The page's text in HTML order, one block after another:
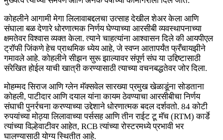
कोहलीने आगामी मेगा लिलावाबद्दलचा उत्साह देखील शेअर केला आणि
संघाला बळ देणारे धोरणात्मक निर्णय घेण्याच्या आरसीबी व्यवस्थापनाच्या
क्षमतेवर विश्वास व्यक्त केला. त्याने चाहत्यांना आश्वासन दिले की आयपीएल
ट्रॉफी जिंकणे हेच प्राथमिक ध्येय आहे, जे स्वप्न आतापर्यंत फ्रँचायझीने
गमावले आहे. कोहलीने सीझन सुरू झाल्यावर संपूर्ण संघ या उद्दिष्टासाठी
संरेखित होईल याची खात्री करण्यासाठी त्याच्या वचनबद्धतेवर जोर दिला.
मोहम्मद सिराज आणि ग्लेन मॅक्सवेल सारख्या प्रमुख खेळाडूंना सोडताना
कोहली, पाटीदार आणि दयाल यांना कायम ठेवण्याचा आरसीबीचा निर्णय
संघाची पुनर्रचना करण्याच्या उद्देशाने धोरणात्मक बदल दर्शवतो. 84 कोटी
रुपयांच्या मोठ्या लिलावाच्या पर्ससह आणि तीन राईट टू मॅच (RTM) कार्डे
त्यांच्या विल्हेवाटीवर आहेत, RCB त्यांच्या रोस्टरमध्ये प्रभावी भर
घालण्यासाठी योग्य स्थितीत आहे.